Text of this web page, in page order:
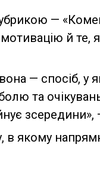
—
й те,
— спосіб, у
та
в якому